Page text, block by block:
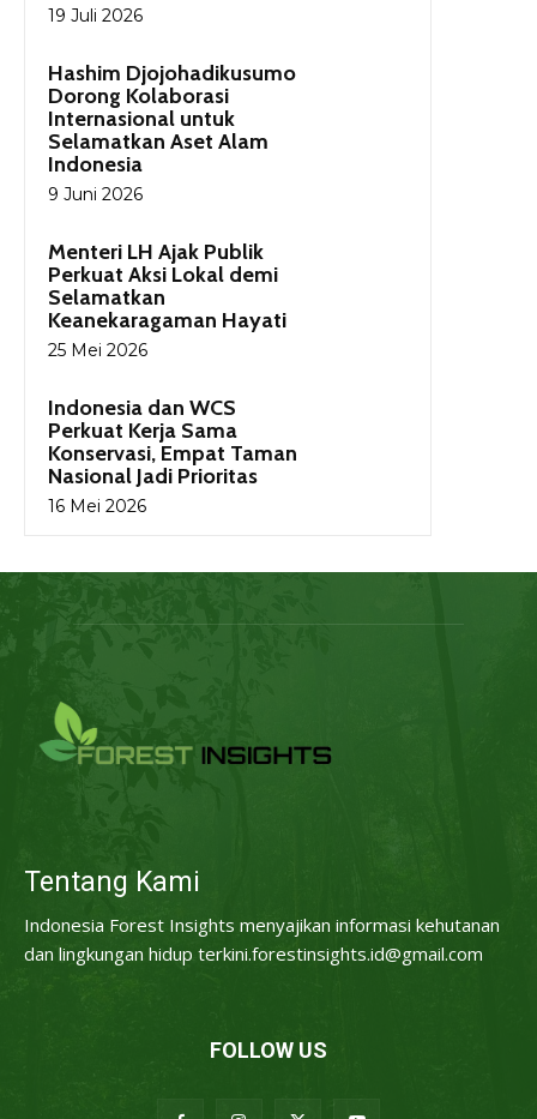
19 Juli 2026
Hashim Djojohadikusumo
Dorong Kolaborasi
Internasional untuk
Selamatkan Aset Alam
Indonesia
9 Juni 2026
Menteri LH Ajak Publik
Perkuat Aksi Lokal demi
Selamatkan
Keanekaragaman Hayati
25 Mei 2026
Indonesia dan WCS
Perkuat Kerja Sama
Konservasi, Empat Taman
Nasional Jadi Prioritas
16 Mei 2026
Tentang Kami
Indonesia Forest Insights menyajikan informasi kehutanan
dan lingkungan hidup terkini.forestinsights.id@gmail.com
FOLLOW US